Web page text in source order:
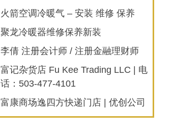
火箭空调冷暖气 – 安装 维修 保养
聚龙冷暖器维修保养新装
李倩 注册会计师 / 注册金融理财师
富记杂货店 Fu Kee Trading LLC | 电
话：503-477-4101
富康商场逸四方快递门店 | 优创公司